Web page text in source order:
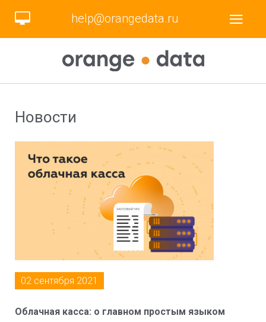
help@orangedata.ru
Новости
02 сентября 2021
Облачная касса: о главном простым языком